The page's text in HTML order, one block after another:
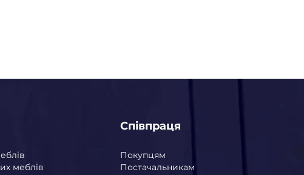
меблів
Співпраця
Покупцям
Постачальникам